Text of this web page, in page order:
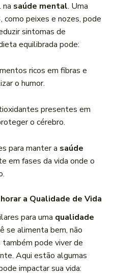
na saúde mental. Uma
como peixes e nozes, pode
sintomas de
equilibrada pode:
ricos em fibras e
o humor.
presentes em
o cérebro.
para manter a saúde
em fases da vida onde o
a Qualidade de Vida
para uma qualidade
se alimenta bem, não
pode viver de
Aqui estão algumas
impactar sua vida: